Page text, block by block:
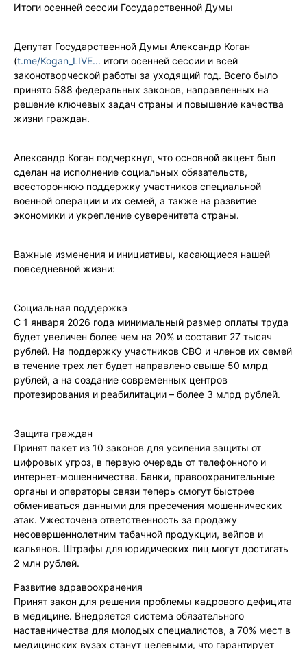
Итоги осенней сессии Государственной Думы
Депутат Государственной Думы Александр Коган
(t.me/Kogan_LIVE... итоги осенней сессии и всей
законотворческой работы за уходящий год. Всего было
принято 588 федеральных законов, направленных на
решение ключевых задач страны и повышение качества
жизни граждан.
Александр Коган подчеркнул, что основной акцент был
сделан на исполнение социальных обязательств,
всестороннюю поддержку участников специальной
военной операции и их семей, а также на развитие
экономики и укрепление суверенитета страны.
Важные изменения и инициативы, касающиеся нашей
повседневной жизни:
Социальная поддержка
С 1 января 2026 года минимальный размер оплаты труда
будет увеличен более чем на 20% и составит 27 тысяч
рублей. На поддержку участников СВО и членов их семей
в течение трех лет будет направлено свыше 50 млрд
рублей, а на создание современных центров
протезирования и реабилитации – более 3 млрд рублей.
Защита граждан
Принят пакет из 10 законов для усиления защиты от
цифровых угроз, в первую очередь от телефонного и
интернет-мошенничества. Банки, правоохранительные
органы и операторы связи теперь смогут быстрее
обмениваться данными для пресечения мошеннических
атак. Ужесточена ответственность за продажу
несовершеннолетним табачной продукции, вейпов и
кальянов. Штрафы для юридических лиц могут достигать
2 млн рублей.
️Развитие здравоохранения
Принят закон для решения проблемы кадрового дефицита
в медицине. Внедряется система обязательного
наставничества для молодых специалистов, а 70% мест в
медицинских вузах станут целевыми, что гарантирует